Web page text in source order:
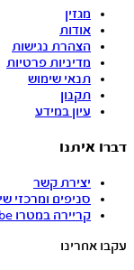
מגזין
אודות
הצהרת נגישות
מדיניות פרטיות
תנאי שימוש
תקנון
עיון במידע
דברו איתנו
יצירת קשר
סניפים ומרכזי
קריירה במטרו freesbe
עקבו אחרינו